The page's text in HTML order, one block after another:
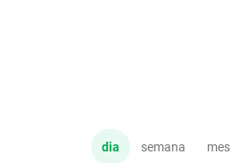
dia semana mes